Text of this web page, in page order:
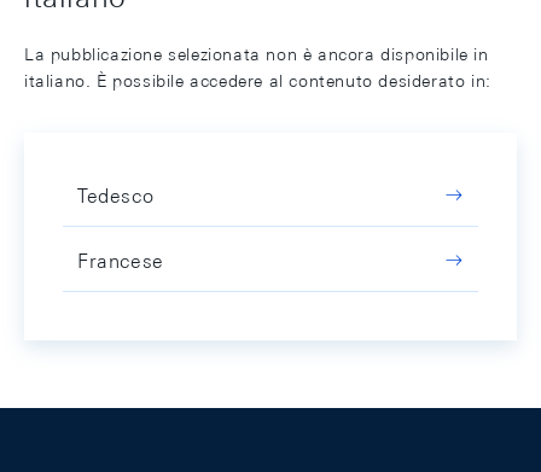
La pubblicazione selezionata non è ancora disponibile in
italiano. È possibile accedere al contenuto desiderato in:
Tedesco
Francese